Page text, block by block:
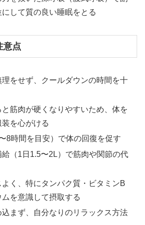
して質の良い睡眠をとる
意点
理をせず、クールダウンの時間を十
筋肉が硬くなりやすいため、体を
を心がける
8時間を目安）で体の回復を促す
給（1日1.5〜2L）で筋肉や関節の代
く、特にタンパク質・ビタミンB
を意識して摂取する
込まず、自分なりのリラックス方法